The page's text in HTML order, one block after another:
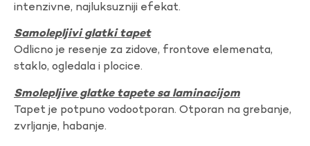
intenzivne, najluksuzniji efekat.
Samolepljivi glatki tapet
Odlicno je resenje za zidove, frontove elemenata,
staklo, ogledala i plocice.
Smolepljive glatke tapete sa laminacijom
Tapet je potpuno vodootporan. Otporan na grebanje,
zvrljanje, habanje.